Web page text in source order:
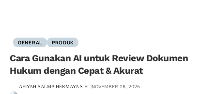
GENERAL PRODUK
Cara Gunakan AI untuk Review Dokumen
Hukum dengan Cepat & Akurat
AFIYAH SALMA HERMAYA S.H. NOVEMBER 26, 2025